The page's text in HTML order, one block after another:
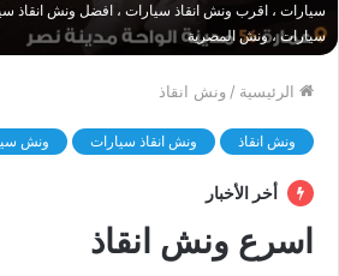
سيارات ، اقرب ونش انقاذ سيارات ، افضل ونش انقاذ
سيارات ، ونش المصرية
الرئيسية / ونش انقاذ
ونش انقاذ ونش انقاذ سيارات ونش
أخر الأخبار
اسرع ونش انقاذ